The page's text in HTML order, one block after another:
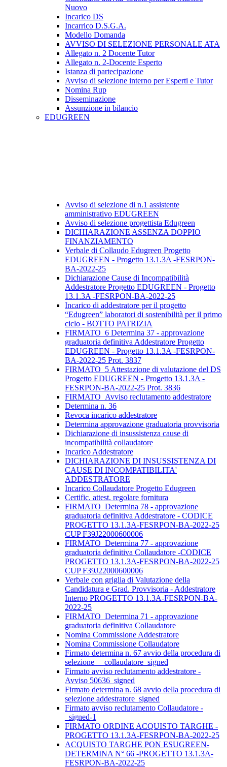
Nuovo
Incarico DS
Incarrico D.S.G.A.
Modello Domanda
AVVISO DI SELEZIONE PERSONALE ATA
Allegato n. 2 Docente Tutor
Allegato n. 2-Docente Esperto
Istanza di partecipazione
Avviso di selezione interno per Esperti e Tutor
Nomina Rup
Disseminazione
Assunzione in bilancio
EDUGREEN
Avviso di selezione di n.1 assistente
amministrativo EDUGREEN
Avviso di selezione progettista Edugreen
DICHIARAZIONE ASSENZA DOPPIO
FINANZIAMENTO
Verbale di Collaudo Edugreen Progetto
EDUGREEN - Progetto 13.1.3A -FESRPON-
BA-2022-25
Dichiarazione Cause di Incompatibilità
Addestratore Progetto EDUGREEN - Progetto
13.1.3A -FESRPON-BA-2022-25
Incarico di addestratore per il progetto
“Edugreen” laboratori di sostenibilità per il primo
ciclo - BOTTO PATRIZIA
FIRMATO_6 Determina 37 - approvazione
graduatoria definitiva Addestratore Progetto
EDUGREEN - Progetto 13.1.3A -FESRPON-
BA-2022-25 Prot. 3837
FIRMATO_5 Attestazione di valutazione del DS
Progetto EDUGREEN - Progetto 13.1.3A -
FESRPON-BA-2022-25 Prot. 3836
FIRMATO_Avviso reclutamento addestratore
Determina n. 36
Revoca incarico addestratore
Determina approvazione graduatoria provvisoria
Dichiarazione di insussistenza cause di
incompatibilità collaudatore
Incarico Addestratore
DICHIARAZIONE DI INSUSSISTENZA DI
CAUSE DI INCOMPATIBILITA'
ADDESTRATORE
Incarico Collaudatore Progetto Edugreen
Certific. attest. regolare fornitura
FIRMATO_Determina 78 - approvazione
graduatoria definitiva Addestratore - CODICE
PROGETTO 13.1.3A-FESRPON-BA-2022-25
CUP F39J22000600006
FIRMATO_Determina 77 - approvazione
graduatoria definitiva Collaudatore -CODICE
PROGETTO 13.1.3A-FESRPON-BA-2022-25
CUP F39J22000600006
Verbale con griglia di Valutazione della
Candidatura e Grad. Provvisoria - Addestratore
Interno PROGETTO 13.1.3A-FESRPON-BA-
2022-25
FIRMATO_Determina 71 - approvazione
graduatoria definitiva Collaudatore
Nomina Commissione Addestratore
Nomina Commissione Collaudatore
Firmato determina n. 67 avvio della procedura di
selezione__ collaudatore_signed
Firmato avviso reclutamento addestratore -
Avviso 50636_signed
Firmato determina n. 68 avvio della procedura di
selezione addestratore_signed
Firmato avviso reclutamento Collaudatore -
_signed-1
FIRMATO ORDINE ACQUISTO TARGHE -
PROGETTO 13.1.3A-FESRPON-BA-2022-25
ACQUISTO TARGHE PON ESUGREEN-
DETERMINA N° 66 -PROGETTO 13.1.3A-
FESRPON-BA-2022-25